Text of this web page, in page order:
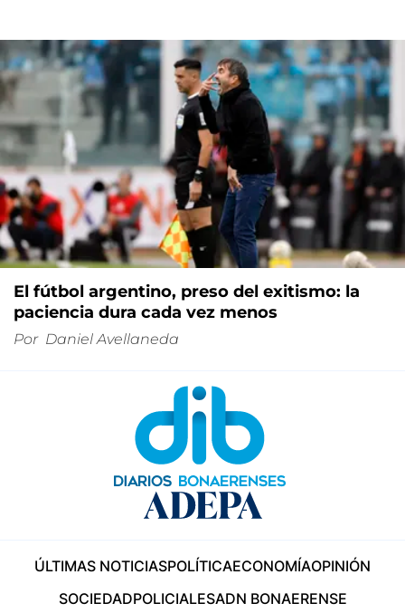
El fútbol argentino, preso del exitismo: la
paciencia dura cada vez menos
Por Daniel Avellaneda
ÚLTIMAS NOTICIASPOLÍTICAECONOMÍAOPINIÓN
SOCIEDADPOLICIALESADN BONAERENSE